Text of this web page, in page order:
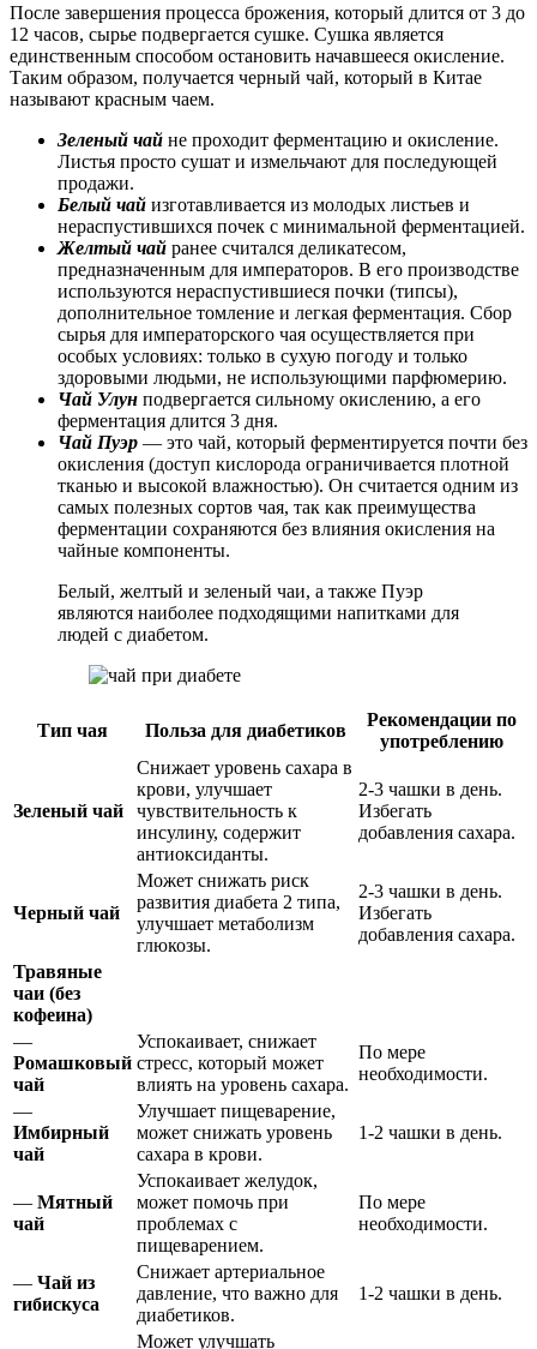
После завершения процесса брожения, который длится от 3 до
12 часов, сырье подвергается сушке. Сушка является
единственным способом остановить начавшееся окисление.
Таким образом, получается черный чай, который в Китае
называют красным чаем.
Зеленый чай не проходит ферментацию и окисление.
Листья просто сушат и измельчают для последующей
продажи.
Белый чай изготавливается из молодых листьев и
нераспустившихся почек с минимальной ферментацией.
Желтый чай ранее считался деликатесом,
предназначенным для императоров. В его производстве
используются нераспустившиеся почки (типсы),
дополнительное томление и легкая ферментация. Сбор
сырья для императорского чая осуществляется при
особых условиях: только в сухую погоду и только
здоровыми людьми, не использующими парфюмерию.
Чай Улун подвергается сильному окислению, а его
ферментация длится 3 дня.
Чай Пуэр — это чай, который ферментируется почти без
окисления (доступ кислорода ограничивается плотной
тканью и высокой влажностью). Он считается одним из
самых полезных сортов чая, так как преимущества
ферментации сохраняются без влияния окисления на
чайные компоненты.
Белый, желтый и зеленый чаи, а также Пуэр
являются наиболее подходящими напитками для
людей с диабетом.
Тип чая Польза для диабетиков
Рекомендации по
употреблению
Зеленый чай
Снижает уровень сахара в
крови, улучшает
чувствительность к
инсулину, содержит
антиоксиданты.
2-3 чашки в день.
Избегать
добавления сахара.
Черный чай
Может снижать риск
развития диабета 2 типа,
улучшает метаболизм
глюкозы.
2-3 чашки в день.
Избегать
добавления сахара.
Травяные
чаи (без
кофеина)
—
Ромашковый
чай
Успокаивает, снижает
стресс, который может
влиять на уровень сахара.
По мере
необходимости.
—
Имбирный
чай
Улучшает пищеварение,
может снижать уровень
сахара в крови.
1-2 чашки в день.
— Мятный
чай
Успокаивает желудок,
может помочь при
проблемах с
пищеварением.
По мере
необходимости.
— Чай из
гибискуса
Снижает артериальное
давление, что важно для
диабетиков.
1-2 чашки в день.
Может улучшать